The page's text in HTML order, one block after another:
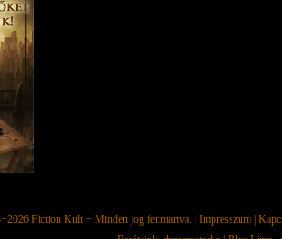
Fiction Kult − Minden jog fenntartva. | Impresszum